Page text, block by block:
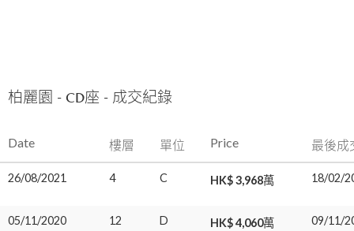
柏麗園 - CD座 - 成交紀錄
Date 樓層 單位 Price 最後成
26/08/2021 4 C HK$ 3,968萬 18/02/
05/11/2020 12 D HK$ 4,060萬 09/11/